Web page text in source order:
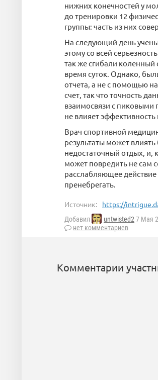
нижних конечностей у
до тренировки 12
группы: часть из них
На следующий день
этому со всей
так же сгибали коленный
время суток. Однако,
отчета, а не с помощью
счет, так что точность
взаимосвязи с пиковыми
не влияет
Врач спортивной
результаты может
недостаточный отдых, и,
может повредить не сам
расслабляющее
пренебрегать.
Источник: https://
Добавил untwisted27 Мая
нет комментариев
Комментарии